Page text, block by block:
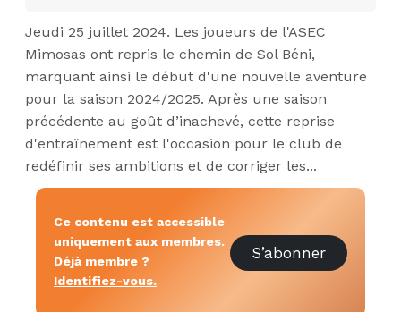
Jeudi 25 juillet 2024. Les joueurs de l'ASEC
Mimosas ont repris le chemin de Sol Béni,
marquant ainsi le début d'une nouvelle aventure
pour la saison 2024/2025. Après une saison
précédente au goût d’inachevé, cette reprise
d'entraînement est l'occasion pour le club de
redéfinir ses ambitions et de corriger les...
Ce contenu est accessible
uniquement aux membres.
Déjà membre ?
Identifiez-vous.
S’abonner